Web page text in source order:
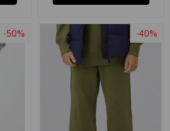
-50% -40%